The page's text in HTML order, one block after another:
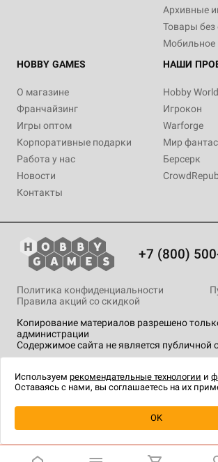
Купить
Архивные
Товары без
Мобильное
HOBBY GAMES
О магазине
Франчайзинг
Игры оптом
Корпоративные подарки
Работа у нас
Новости
Контакты
НАШИ
Hobby World
Игрокон
Warforge
Мир
Берсерк
+7 (800)
Копирование материалов разрешено
администрации
Содержимое сайта не является публичной
Политика конфиденциальности
Правила акций со скидкой
технологии.
Используем рекомендательные технологии и
Оставаясь с нами, вы соглашаетесь на их
OK